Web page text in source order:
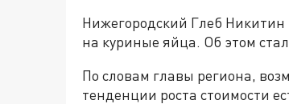
Нижегородский Глеб Никитин
на куриные яйца. Об этом
По словам главы региона,
тенденции роста стоимости